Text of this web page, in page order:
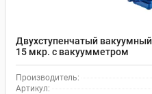
Двухступенчатый
15 мкр. c вакуумметром
Производитель:
Артикул: